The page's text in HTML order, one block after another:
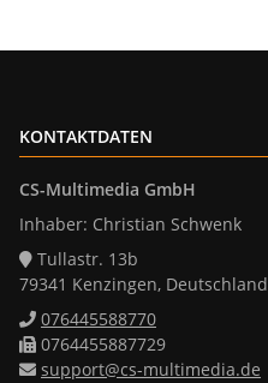
KONTAKTDATEN
CS-Multimedia GmbH
Inhaber: Christian Schwenk
Tullastr. 13b
79341 Kenzingen, Deutschland
076445588770
0764455887729
support@cs-multimedia.de